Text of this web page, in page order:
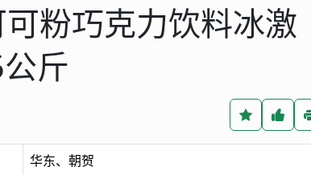
粉巧克力饮料冰激
斤
华东、朝贺